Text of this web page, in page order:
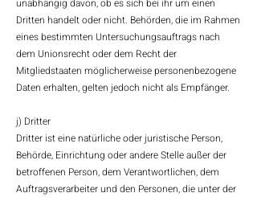
unabhängig davon, ob es sich bei ihr um einen
Dritten handelt oder nicht. Behörden, die im Rahmen
eines bestimmten Untersuchungsauftrags nach
dem Unionsrecht oder dem Recht der
Mitgliedstaaten möglicherweise personenbezogene
Daten erhalten, gelten jedoch nicht als Empfänger.
j) Dritter
Dritter ist eine natürliche oder juristische Person,
Behörde, Einrichtung oder andere Stelle außer der
betroffenen Person, dem Verantwortlichen, dem
Auftragsverarbeiter und den Personen, die unter der